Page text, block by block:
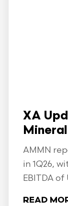
XA
AMMN
in 1Q26,
EBITDA of
READ